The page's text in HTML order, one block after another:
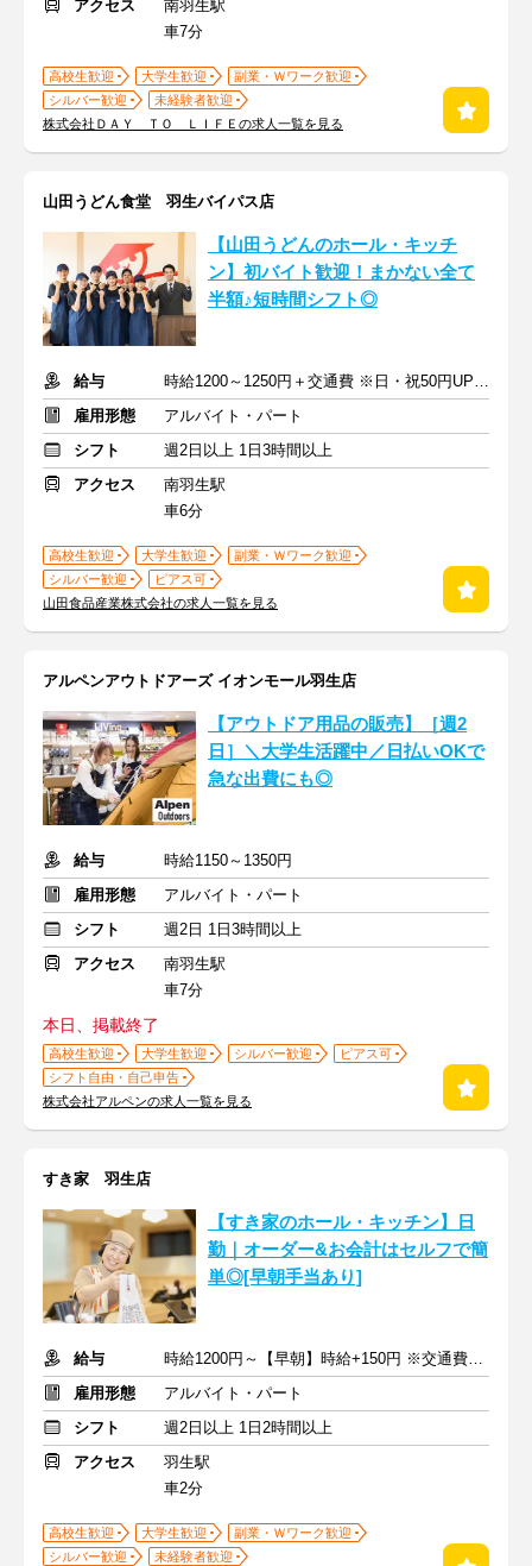
アクセス
南羽生駅
車7分
高校生歓迎 大学生歓迎
副業・Ｗワーク歓迎
シルバー歓迎
未経験者歓迎
株式会社ＤＡＹ ＴＯ ＬＩＦＥの求人一覧を見る
山田うどん食堂 羽生バイパス店
【山田うどんのホール・キッチ
ン】初バイト歓迎！まかない全て
半額♪短時間シフト◎
給与
時給1200～1250円＋交通費 ※日・祝50円UP(9:00～21:30)
雇用形態
アルバイト・パート
シフト
週2日以上 1日3時間以上
アクセス
南羽生駅
車6分
高校生歓迎 大学生歓迎
副業・Ｗワーク歓迎
シルバー歓迎
ピアス可
山田食品産業株式会社の求人一覧を見る
アルペンアウトドアーズ イオンモール羽生店
【アウトドア用品の販売】［週2
日］＼大学生活躍中／日払いOKで
急な出費にも◎
給与
時給1150～1350円
雇用形態
アルバイト・パート
シフト
週2日 1日3時間以上
アクセス
南羽生駅
車7分
本日、掲載終了
高校生歓迎 大学生歓迎 シルバー歓迎
ピアス可
シフト自由・自己申告
株式会社アルペンの求人一覧を見る
すき家 羽生店
【すき家のホール・キッチン】日
勤｜オーダー&お会計はセルフで簡
単◎[早朝手当あり]
給与
時給1200円～【早朝】時給+150円 ※交通費支給
雇用形態
アルバイト・パート
シフト
週2日以上 1日2時間以上
アクセス
羽生駅
車2分
高校生歓迎 大学生歓迎
副業・Ｗワーク歓迎
シルバー歓迎
未経験者歓迎